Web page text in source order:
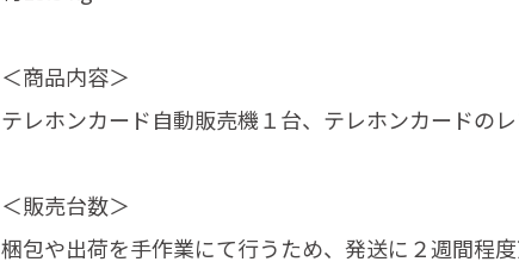
＜商品内容＞
テレホンカード自動販売機１台、テレホンカードの
＜販売台数＞
梱包や出荷を手作業にて行うため、発送に２週間程